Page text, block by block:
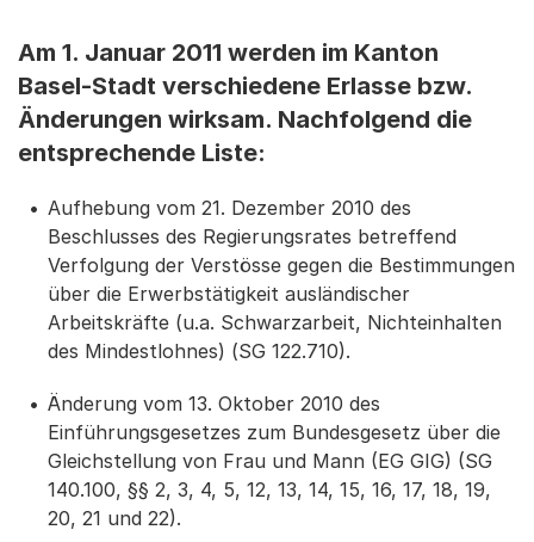
Am 1. Januar 2011 werden im Kanton
Basel-Stadt verschiedene Erlasse bzw.
Änderungen wirksam. Nachfolgend die
entsprechende Liste:
Aufhebung vom 21. Dezember 2010 des
Beschlusses des Regierungsrates betreffend
Verfolgung der Verstösse gegen die Bestimmungen
über die Erwerbstätigkeit ausländischer
Arbeitskräfte (u.a. Schwarzarbeit, Nichteinhalten
des Mindestlohnes) (SG 122.710).
Änderung vom 13. Oktober 2010 des
Einführungsgesetzes zum Bundesgesetz über die
Gleichstellung von Frau und Mann (EG GIG) (SG
140.100, §§ 2, 3, 4, 5, 12, 13, 14, 15, 16, 17, 18, 19,
20, 21 und 22).